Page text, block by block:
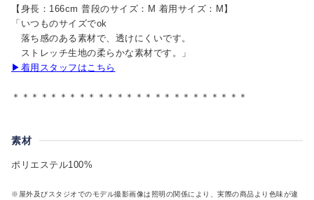
【身長：166cm 普段のサイズ：M 着用サイズ：M】
「いつものサイズでok
落ち感のある素材で、透けにくいです。
ストレッチ生地の柔らかな素材です。」
▶着用スタッフはこちら
＊＊＊＊＊＊＊＊＊＊＊＊＊＊＊＊＊＊＊＊＊＊＊＊＊
素材
ポリエステル100%
※屋外及びスタジオでのモデル撮影画像は照明の関係により、実際の商品より色味が違